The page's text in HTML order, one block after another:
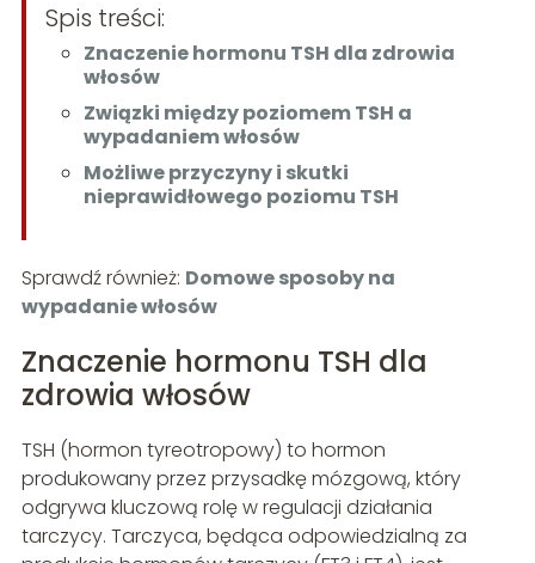
Spis treści:
Znaczenie hormonu TSH dla zdrowia
włosów
Związki między poziomem TSH a
wypadaniem włosów
Możliwe przyczyny i skutki
nieprawidłowego poziomu TSH
Sprawdź również: Domowe sposoby na
wypadanie włosów
Znaczenie hormonu TSH dla
zdrowia włosów
TSH (hormon tyreotropowy) to hormon
produkowany przez przysadkę mózgową, który
odgrywa kluczową rolę w regulacji działania
tarczycy. Tarczyca, będąca odpowiedzialną za